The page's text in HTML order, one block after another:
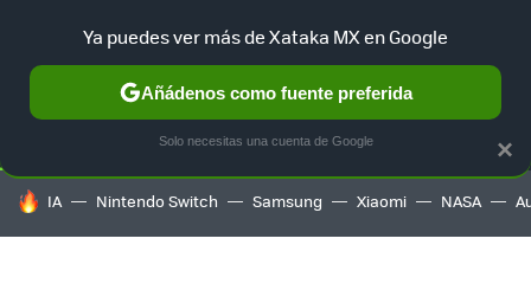
SELECCIÓN GAMING HOME AUTO TERRITORIO
HOY SE HABLA DE
IA Nintendo Switch Samsung Xiaomi NASA
×
Ya puedes ver más de Xataka MX en Google
Añádenos como fuente preferida
Solo necesitas una cuenta de Google